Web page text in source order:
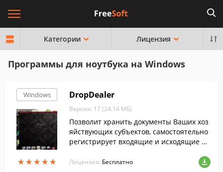
Категории Лицензия
Программы для ноутбука на Windows
Windows
★★★★★
★★★★★
DropDealer
Версия: 17 (24.14 МБ)
Позволит хранить документы Ваших хоз
яйствующих субъектов, самостоятельно
регистрирует входящие и исходящие до
ствляет хранение и защиту данных.
Лицензия: Бесплатно